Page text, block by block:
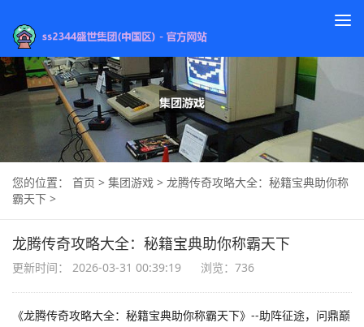
您的位置： 首页 > 集团游戏 > 龙腾传奇攻略大全：秘籍宝典助你称
霸天下 >
龙腾传奇攻略大全：秘籍宝典助你称霸天下
更新时间： 2026-03-31 00:39:19 浏览：736
《龙腾传奇攻略大全：秘籍宝典助你称霸天下》--助阵征途，问鼎巅